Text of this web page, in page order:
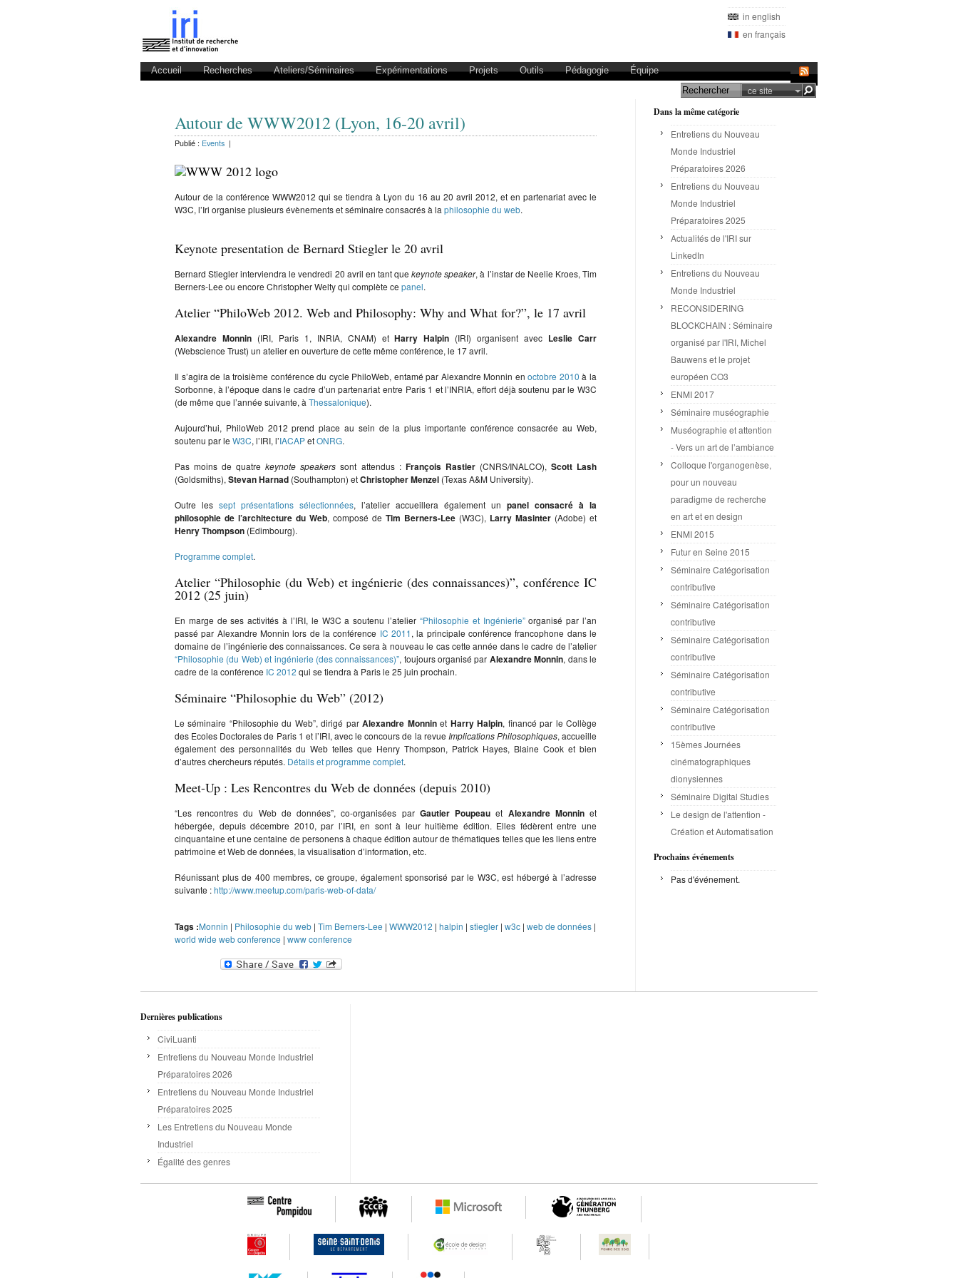
in english
en français
Accueil Recherches Ateliers/Séminaires Expérimentations Projets Outils Pédagogie Équipe
ce site
Autour de WWW2012 (Lyon, 16-20 avril)
Publié : Events |
Autour de la conférence WWW2012 qui se tiendra à Lyon du 16 au 20 avril 2012, et en partenariat avec le
W3C, l’Iri organise plusieurs évènements et séminaire consacrés à la philosophie du web.
Keynote presentation de Bernard Stiegler le 20 avril
Bernard Stiegler interviendra le vendredi 20 avril en tant quekeynote speaker, à l’instar de Neelie Kroes, Tim
Berners-Lee ou encore Christopher Welty qui complète ce panel.
Atelier “PhiloWeb 2012. Web and Philosophy: Why and What for?”, le 17 avril
Alexandre Monnin(IRI, Paris 1, INRIA, CNAM) etHarry Halpin (IRI) organisent avec Leslie Carr
(Webscience Trust) un atelier en ouverture de cette même conférence, le 17 avril.
Il s’agira de la troisième conférence du cycle PhiloWeb, entamé par Alexandre Monnin enoctobre 2010 à la
Sorbonne, à l’époque dans le cadre d’un partenariat entre Paris 1 et l’INRIA, effort déjà soutenu par le W3C
(de même que l’année suivante, à Thessalonique).
Aujourd’hui, PhiloWeb 2012 prend place au sein de la plus importante conférence consacrée au Web,
soutenu par le W3C, l’IRI, l’IACAPetONRG.
Pas moins de quatrekeynote speakers sont attendus : François Rastier(CNRS/INALCO), Scott Lash
(Goldsmiths), Stevan Harnad (Southampton) etChristopher Menzel (Texas A&M University).
Outre les sept présentations sélectionnées, l’atelier accueillera également un panel consacré à la
philosophie de l’architecture du Web, composé de Tim Berners-Lee (W3C), Larry Masinter (Adobe) et
Henry Thompson (Edimbourg).
Programme complet.
Atelier “Philosophie (du Web) et ingénierie (des connaissances)”, conférence IC
2012 (25 juin)
En marge de ses activités à l’IRI, le W3C a soutenu l’atelier “Philosophie et Ingénierie”organisé par l’an
passé par Alexandre Monnin lors de la conférence IC 2011, la principale conférence francophone dans le
domaine de l’ingénierie des connaissances. Ce sera à nouveau le cas cette année dans le cadre de l’atelier
“Philosophie (du Web) et ingénierie (des connaissances)”, toujours organisé par Alexandre Monnin, dans le
cadre de la conférence IC 2012 qui se tiendra à Paris le 25 juin prochain.
Séminaire “Philosophie du Web” (2012)
Le séminaire “Philosophie du Web”, dirigé parAlexandre Monninet Harry Halpin, financé par le Collège
des Ecoles Doctorales de Paris 1 et l’IRI, avec le concours de la revue Implications Philosophiques, accueille
également des personnalités du Web telles que Henry Thompson, Patrick Hayes, Blaine Cook et bien
d’autres chercheurs réputés. Détails et programme complet.
Meet-Up : Les Rencontres du Web de données (depuis 2010)
“Les rencontres du Web de données”, co-organisées par Gautier Poupeau et Alexandre Monninet
hébergée, depuis décembre 2010, par l’IRI, en sont à leur huitième édition. Elles fédèrent entre une
cinquantaine et une centaine de personens à chaque édition autour de thématiques telles que les liens entre
patrimoine et Web de données, la visualisation d’information, etc.
Réunissant plus de 400 membres, ce groupe, également sponsorisé par le W3C, est hébergé à l’adresse
suivante :http://www.meetup.com/paris-web-of-data/
Tags :Monnin | Philosophie du web | Tim Berners-Lee | WWW2012 | halpin | stiegler | w3c | web de données |
world wide web conference | www conference
Dans la même catégorie
Entretiens du Nouveau
Monde Industriel
Préparatoires 2026
Entretiens du Nouveau
Monde Industriel
Préparatoires 2025
Actualités de l'IRI sur
LinkedIn
Entretiens du Nouveau
Monde Industriel
RECONSIDERING
BLOCKCHAIN : Séminaire
organisé par l'IRI, Michel
Bauwens et le projet
européen CO3
ENMI 2017
Séminaire muséographie
Muséographie et attention
- Vers un art de l’ambiance
Colloque l'organogenèse,
pour un nouveau
paradigme de recherche
en art et en design
ENMI 2015
Futur en Seine 2015
Séminaire Catégorisation
contributive
Séminaire Catégorisation
contributive
Séminaire Catégorisation
contributive
Séminaire Catégorisation
contributive
Séminaire Catégorisation
contributive
15èmes Journées
cinématographiques
dionysiennes
Séminaire Digital Studies
Le design de l'attention -
Création et Automatisation
Prochains événements
Pas d'événement.
Dernières publications
CiviLuanti
Entretiens du Nouveau Monde Industriel
Préparatoires 2026
Entretiens du Nouveau Monde Industriel
Préparatoires 2025
Les Entretiens du Nouveau Monde
Industriel
Égalité des genres